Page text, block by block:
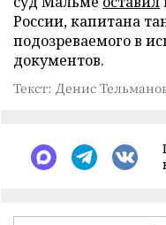
России, капитана
подозреваемого в
документов.
Текст: Денис